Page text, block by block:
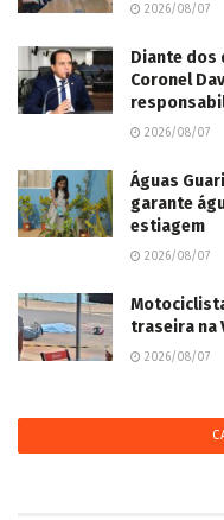
2026/08/07
Diante dos
Coronel
2026/08/07
Águas
garante
estiagem
2026/08/07
traseira na
2026/08/07